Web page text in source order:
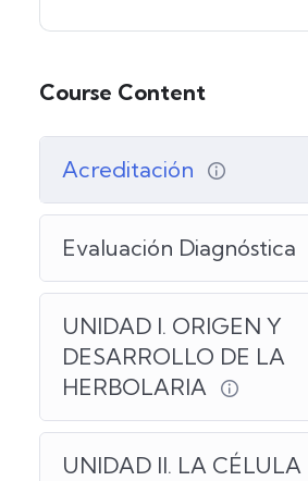
Course Content
Acreditación
Evaluación Diagnóstica
UNIDAD I. ORIGEN Y
DESARROLLO DE LA
HERBOLARIA
UNIDAD II. LA CÉLULA